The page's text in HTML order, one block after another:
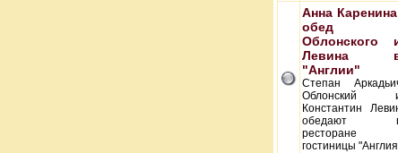
Анна
обед
Облонского
Левина
"Англии"
Степан
Облонский
Константин
обедают
ресторане
гостиницы